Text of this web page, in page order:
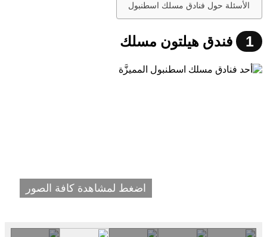
الأسئلة حول فنادق مسلك اسطنبول
1 فندق هيلتون مسلك
اضغط لمشاهدة كافة الصور